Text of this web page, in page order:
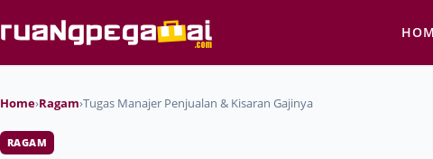
Home›Ragam›Tugas Manajer Penjualan & Kisaran Gajinya
RAGAM